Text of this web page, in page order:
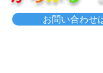
お問い合わせ